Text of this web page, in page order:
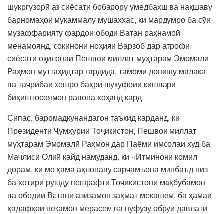
шукргузорӣ аз сиёсати бобарору умедбахш ва нақшаву
барномаҳои мукаммалу мушаххас, ки мардумро ба сӯи
музаффарияту фардои ободи Ватан раҳнамоӣ
менамоянд, сокинони ноҳияи Варзоб дар атрофи
сиёсати оқилонаи Пешвои миллат муҳтарам Эмомалӣ
Раҳмон муттаҳидтар гардида, тамоми донишу малака
ва таҷрибаи хешро баҳри шукуфоии кишвари
биҳиштосоямон равона хоҳанд кард.
Сипас, баромадкунандагон таъкид карданд, ки
Президенти Ҷумҳурии Тоҷикистон, Пешвои миллат
муҳтарам Эмомалӣ Раҳмон дар Паёми имсолаи худ ба
Маҷлиси Олиӣ қайд намуданд, ки «Итминони комил
дорам, ки мо ҳама аҳлонаву сарҷамъона минбаъд низ
ба хотири рушду пешрафти Тоҷикистони маҳбубамон
ва ободии Ватани азизамон заҳмат мекашем, ба ҳамаи
ҳадафҳои некамон мерасем ва нуфузу обрӯи давлати